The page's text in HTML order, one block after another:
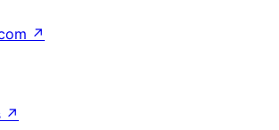
↗
↗